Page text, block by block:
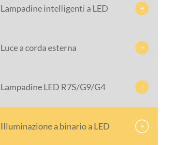
Lampadine intelligenti a LED 
Luce a corda esterna 
Lampadine LED R7S/G9/G4 
Illuminazione a binario a LED 